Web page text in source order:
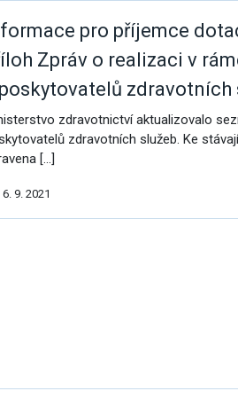
pro příjemce
Zpráv o realizaci v
zdravotních
zdravotnictví aktualizovalo
zdravotních služeb. Ke
[…]
6. 9. 2021